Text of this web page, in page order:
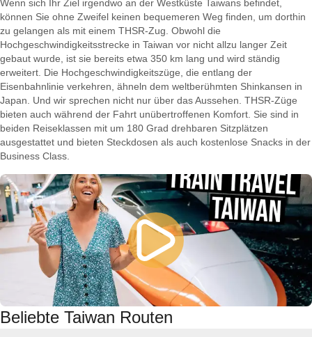
Wenn sich Ihr Ziel irgendwo an der Westküste Taiwans befindet,
können Sie ohne Zweifel keinen bequemeren Weg finden, um dorthin
zu gelangen als mit einem THSR-Zug. Obwohl die
Hochgeschwindigkeitsstrecke in Taiwan vor nicht allzu langer Zeit
gebaut wurde, ist sie bereits etwa 350 km lang und wird ständig
erweitert. Die Hochgeschwindigkeitszüge, die entlang der
Eisenbahnlinie verkehren, ähneln dem weltberühmten Shinkansen in
Japan. Und wir sprechen nicht nur über das Aussehen. THSR-Züge
bieten auch während der Fahrt unübertroffenen Komfort. Sie sind in
beiden Reiseklassen mit um 180 Grad drehbaren Sitzplätzen
ausgestattet und bieten Steckdosen als auch kostenlose Snacks in der
Business Class.
Beliebte Taiwan Routen